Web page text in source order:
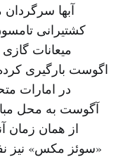
آبها سرگردان
کشتیرانی
اگوست بارگیری
آگوست به محل
از همان زمان
«سوئز مکس» نیز